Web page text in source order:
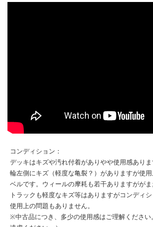
コンディション：
デッキはキズや汚れ付着がありやや使用感あり
輪左側にキズ（軽度な亀裂？）がありますが使
ベルです。ウィールの摩耗も若干ありますががま
トラックも軽度なキズ等はありますがコンディ
使用上の問題もありません。
※中古品につき、多少の使用感はご理解ください